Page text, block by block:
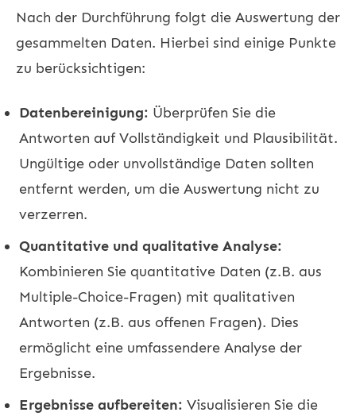
Nach der Durchführung folgt die Auswertung der
gesammelten Daten. Hierbei sind einige Punkte
zu berücksichtigen:
Datenbereinigung: Überprüfen Sie die
Antworten auf Vollständigkeit und Plausibilität.
Ungültige oder unvollständige Daten sollten
entfernt werden, um die Auswertung nicht zu
verzerren.
Quantitative und qualitative Analyse:
Kombinieren Sie quantitative Daten (z.B. aus
Multiple-Choice-Fragen) mit qualitativen
Antworten (z.B. aus offenen Fragen). Dies
ermöglicht eine umfassendere Analyse der
Ergebnisse.
Ergebnisse aufbereiten: Visualisieren Sie die